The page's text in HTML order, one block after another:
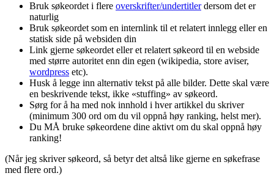
Bruk søkeordet i flere overskrifter/undertitlerdersom det er
naturlig
Bruk søkeordet som en internlink til et relatert innlegg eller en
statisk side på websiden din
Link gjerne søkeordet eller et relatert søkeord til en webside
med større autoritet enn din egen (wikipedia, store aviser,
wordpress etc).
Husk å legge inn alternativ tekst på alle bilder. Dette skal være
en beskrivende tekst, ikke «stuffing» av søkeord.
Sørg for å ha med nok innhold i hver artikkel du skriver
(minimum 300 ord om du vil oppnå høy ranking, helst mer).
Du MÅ bruke søkeordene dine aktivt om du skal oppnå høy
ranking!
(Når jeg skriver søkeord, så betyr det altså like gjerne en søkefrase
med flere ord.)